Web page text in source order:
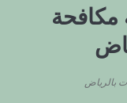
بالرياض